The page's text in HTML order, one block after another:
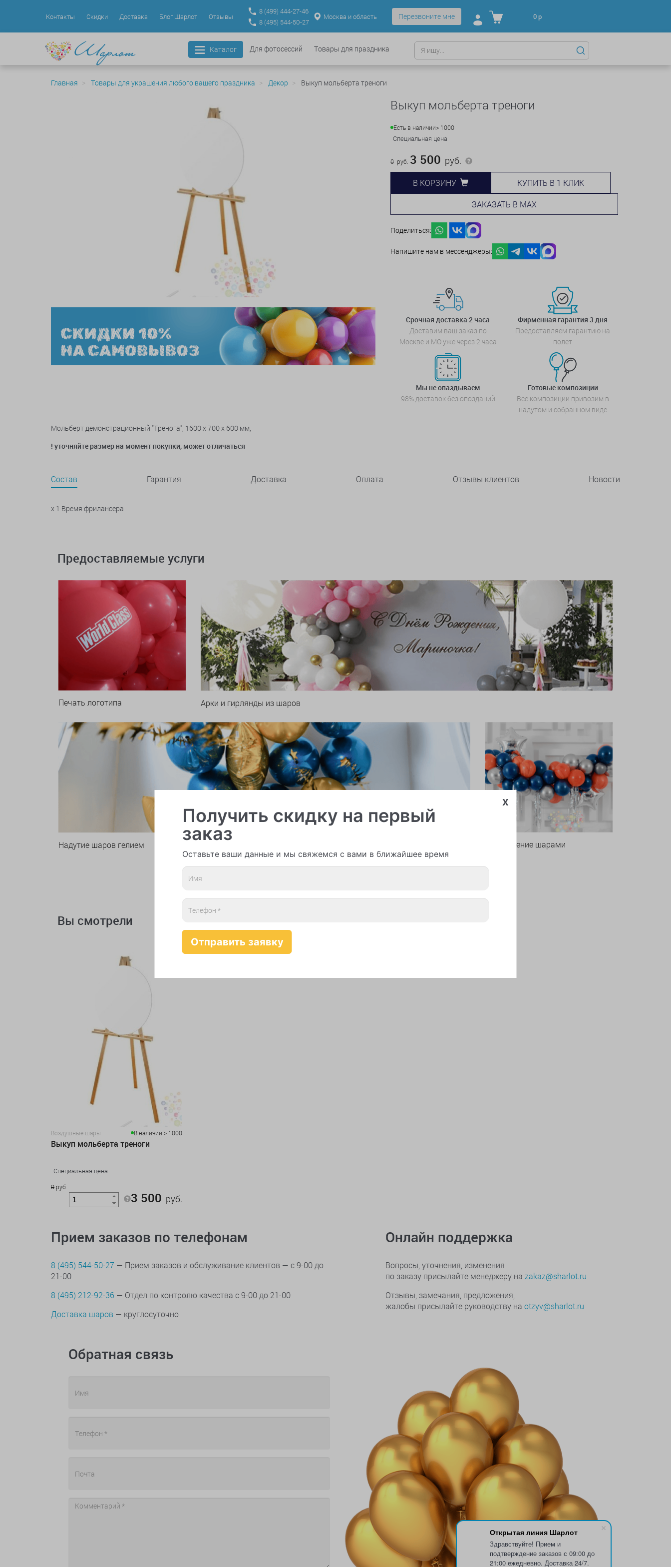
Открытая линия Шарлот
Здравствуйте! Прием и
подтверждение заказов с 09:00 до
21:00 ежедневно. Доставка 24/7.
Контакты Скидки Доставка Блог Шарлот Отзывы
8 (499) 444-27-46
8 (495) 544-50-27
Москва и область Перезвоните мне 0р
Каталог Для фотосессий Товары для праздника
Главная Товары для украшения любого вашего праздника Декор Выкуп мольберта треноги
Выкуп мольберта треноги
Есть в наличии> 1000
Специальная цена
0 руб. 3 500 руб.
В КОРЗИНУ КУПИТЬ В 1 КЛИК
ЗАКАЗАТЬ В MAX
Поделиться:
Напишите нам в мессенджеры:
Срочная доставка 2 часа
Доставим ваш заказ по
Москве и МО уже через 2 часа
Фирменная гарантия 3 дня
Предоставляем гарантию на
полет
Мы не опаздываем
98% доставок без опозданий
Готовые композиции
Все композиции привозим в
надутом и собранном виде
Мольберт демонстрационный "Тренога", 1600 x 700 x 600 мм,
! уточняйте размер на момент покупки, может отличаться
Состав Гарантия Доставка Оплата Отзывы клиентов Новости
x 1 Время фрилансера
Предоставляемые услуги
Печать логотипа Арки и гирлянды из шаров
Надутие шаров гелием Оформление шарами
Вы смотрели
Воздушные шары В наличии > 1000
Выкуп мольберта треноги
Специальная цена
0 руб.
3 500 руб.
Прием заказов по телефонам
8 (495) 544-50-27 — Прием заказов и обслуживание клиентов — с 9-00 до
21-00
8 (495) 212-92-36 — Отдел по контролю качества с 9-00 до 21-00
Доставка шаров — круглосуточно
Онлайн поддержка
Вопросы, уточнения, изменения
по заказу присылайте менеджеру на zakaz@sharlot.ru
Отзывы, замечания, предложения,
жалобы присылайте руководству на otzyv@sharlot.ru
Обратная связь
x
Получить скидку на первый
заказ
Оставьте ваши данные и мы свяжемся с вами в ближайшее время